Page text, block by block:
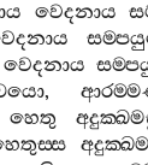
වෙදනාය
වෙදනාය
,
හෙතු